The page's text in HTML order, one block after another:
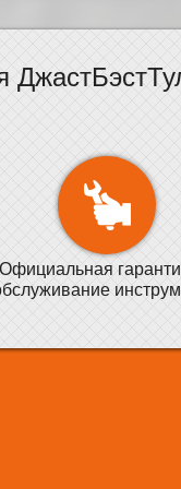
Официальная